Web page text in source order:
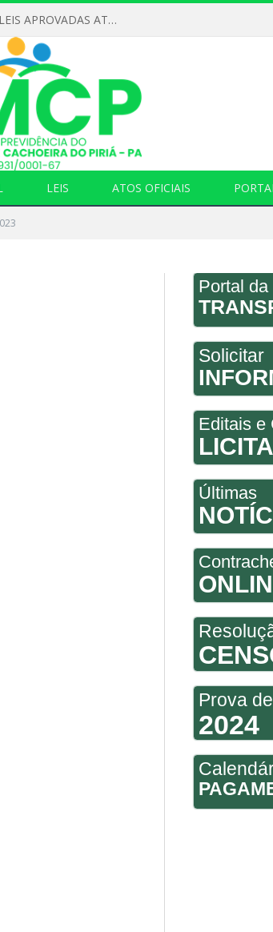
DECLARAMOS QUE NÃO HOUVERAM NOVAS LEIS APROVADAS ATÉ O MOMENTO PARA O INSTITUTO DE PREVIDÊNCIA NO ANO DE 2026
LEIS ATOS OFICIAIS
Portal da
Solicitar
Editais e
Últimas
Prova
2024